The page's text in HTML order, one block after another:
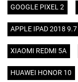
GOOGLE PIXEL 2
APPLE IPAD 2018 9.7
XIAOMI REDMI 5A
HUAWEI HONOR 10